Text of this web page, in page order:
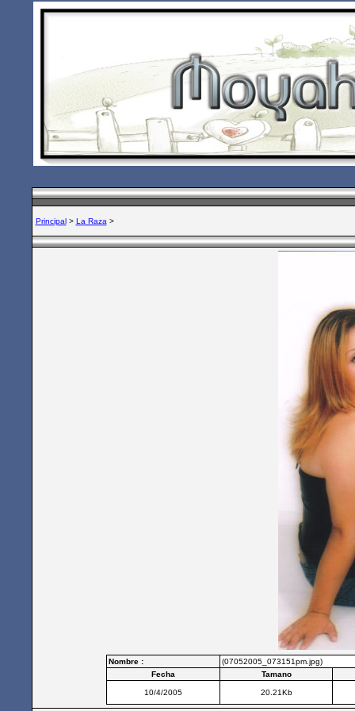
Principal> La Raza >
Nombre :
(07052005_073151pm.jpg)
Fecha
Tamano
10/4/2005 20.21Kb